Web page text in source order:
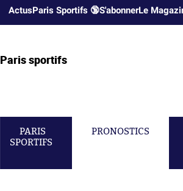
ActusParis Sportifs 🔞S'abonnerLe
Paris sportifs
PARIS
SPORTIFS
PRONOSTICS